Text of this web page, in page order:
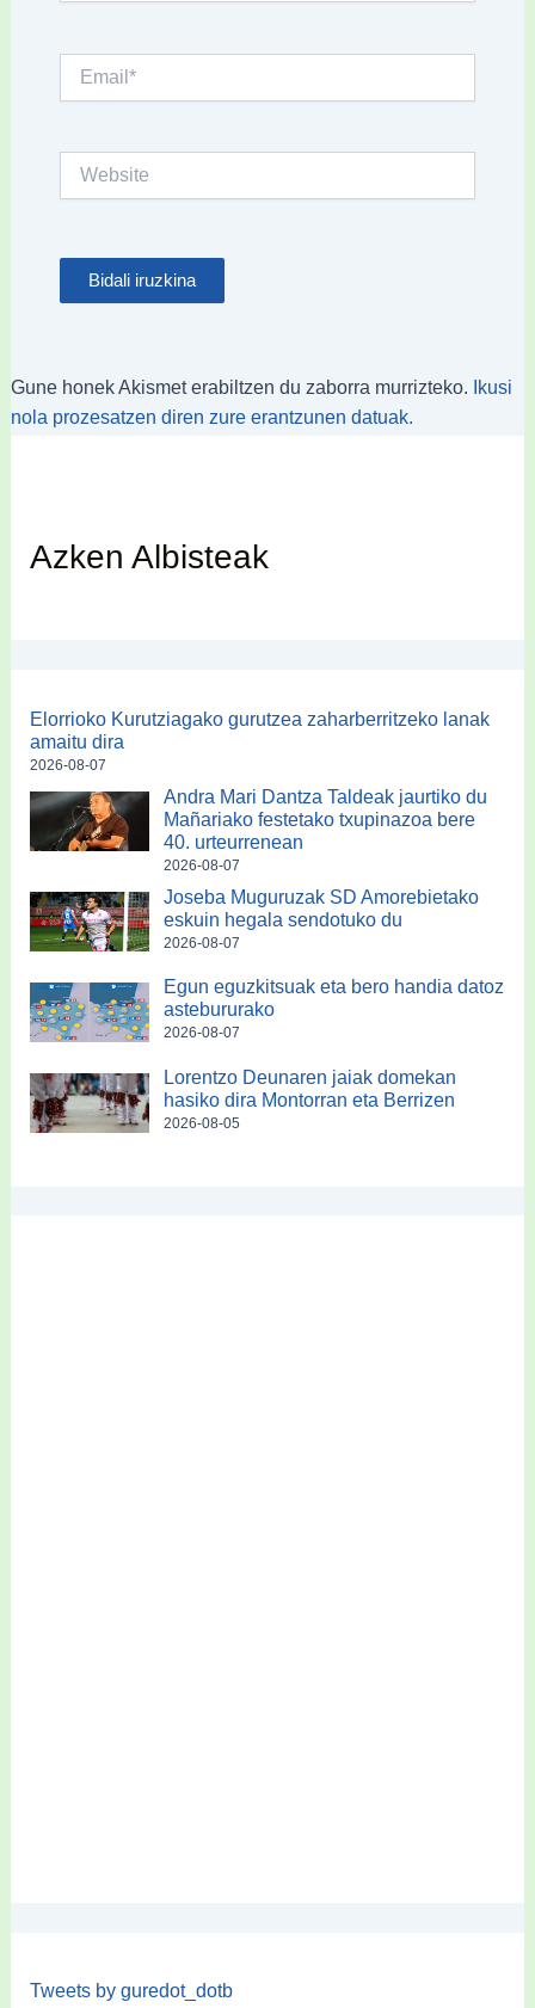
Website
Gune honek Akismet erabiltzen du zaborra murrizteko.
Ikusi
nola prozesatzen diren zure erantzunen datuak.
Azken Albisteak
Elorrioko Kurutziagako gurutzea zaharberritzeko lanak
amaitu dira
2026-08-07
Andra Mari Dantza Taldeak jaurtiko du
Mañariako festetako txupinazoa bere
40. urteurrenean
2026-08-07
Joseba Muguruzak SD Amorebietako
eskuin hegala sendotuko du
2026-08-07
Egun eguzkitsuak eta bero handia datoz
astebururako
2026-08-07
Lorentzo Deunaren jaiak domekan
hasiko dira Montorran eta Berrizen
2026-08-05
Tweets by guredot_dotb